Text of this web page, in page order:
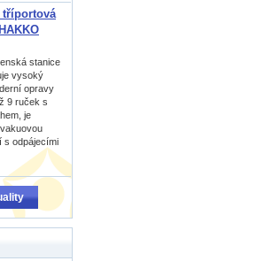
tříportová
stanice
vysoký
opravy
9 ruček s
je
s odpájecími